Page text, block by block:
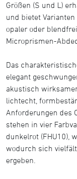
Größen (S und L)
und bietet
opaler oder
Microprismen-
Das
elegant
akustisch
lichtecht,
Anforderungen des
stehen in vier
dunkelrot (FHU10),
wodurch sich
ergeben.